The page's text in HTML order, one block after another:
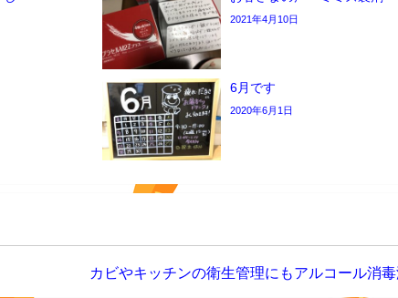
2021年4月10日
6月です
2020年6月1日
カビやキッチンの衛生管理にもアルコール消